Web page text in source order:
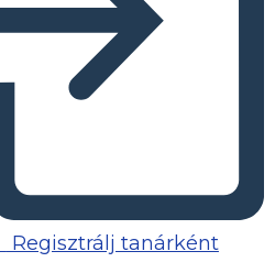
Regisztrálj tanárként